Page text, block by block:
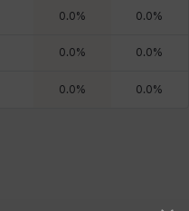
0.0% 0.0%
0.0% 0.0%
0.0% 0.0%